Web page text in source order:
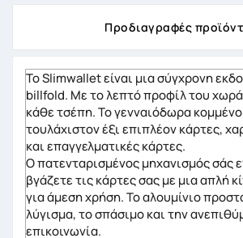
Προδιαγραφές
Το Slimwallet είναι μια σύγχρονη
billfold. Με το λεπτό προφίλ του
κάθε τσέπη. Το γενναιόδωρα
τουλάχιστον έξι επιπλέον κάρτες,
και επαγγελματικές κάρτες.
Ο πατενταρισμένος μηχανισμός σάς
βγάζετε τις κάρτες σας με μια απλή
για άμεση χρήση. Το αλουμίνιο
λύγισμα, το σπάσιμο και την
επικοινωνία.